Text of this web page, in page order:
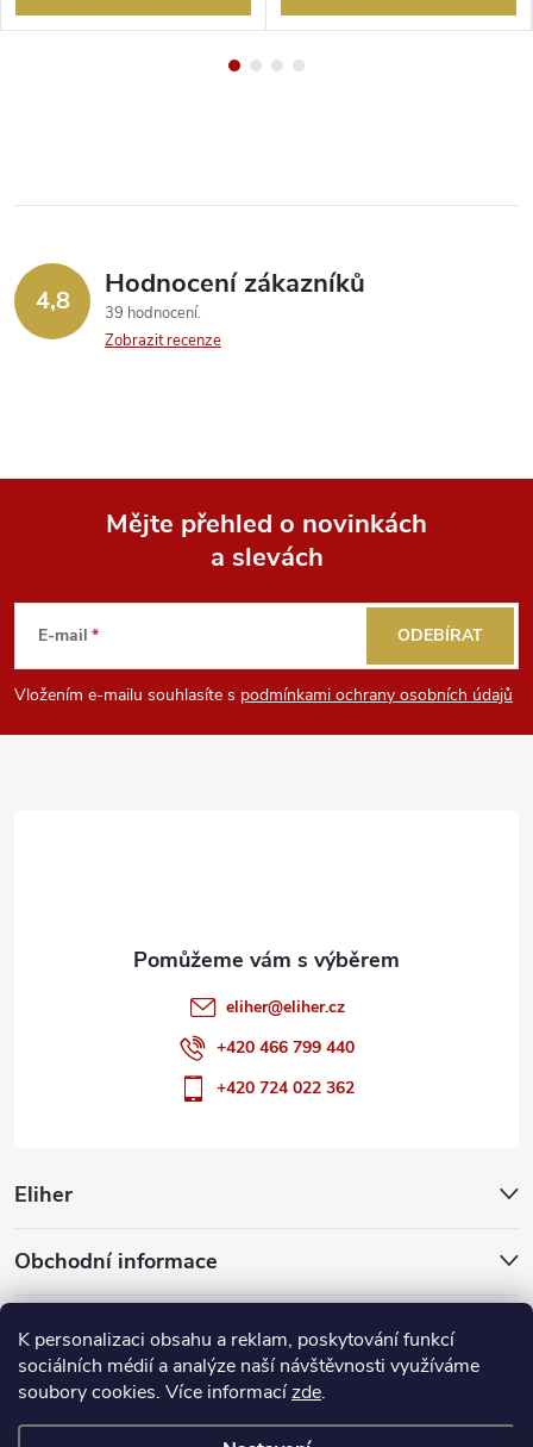
K personalizaci obsahu a reklam, poskytování funkcí
sociálních médií a analýze naší návštěvnosti využíváme
soubory cookies. Více informacízde.
4,8 Hodnocení zákazníků
39 hodnocení
Zobrazit recenze
p
Mějte přehled o novinkách
a slevách
E-mail
Vložením e-mailu souhlasíte s podmínkami ochrany osobních údajů
ODEBÍRAT
Eliher
Obchodní informace
Partnerské weby
eliher@eliher.cz
+420 466 799 440
+420 724 022 362
cookies